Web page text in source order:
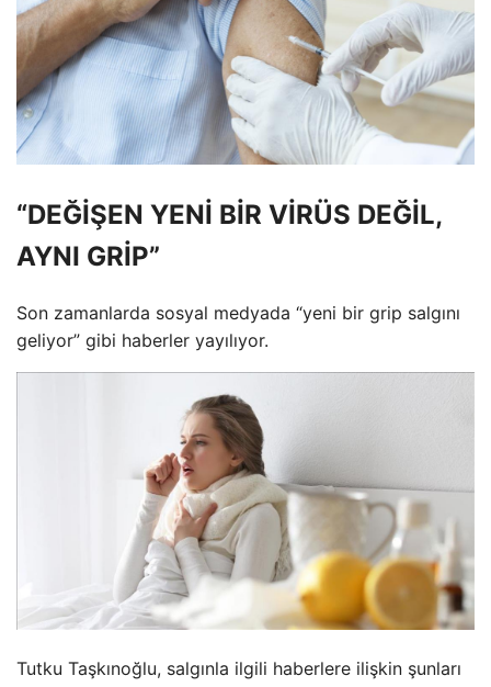
“DEĞİŞEN YENİ BİR VİRÜS DEĞİL,
AYNI GRİP”
Son zamanlarda sosyal medyada “yeni bir grip salgını
geliyor” gibi haberler yayılıyor.
Tutku Taşkınoğlu, salgınla ilgili haberlere ilişkin şunları